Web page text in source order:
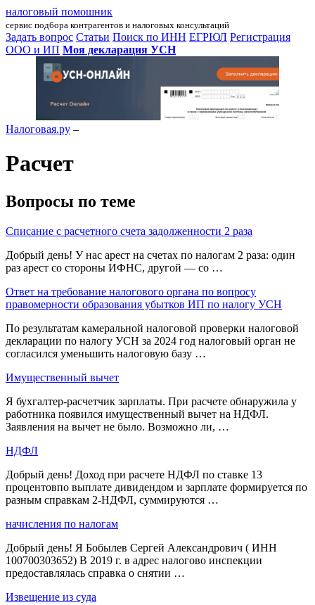
налоговый помошник
сервис подбора контрагентов и налоговых консультаций
Задать вопрос Статьи Поиск по ИНН ЕГРЮЛ Регистрация
ООО и ИП Моя декларация УСН
Налоговая.ру –
Расчет
Вопросы по теме
Списание с расчетного счета задолженности 2 раза
Добрый день! У нас арест на счетах по налогам 2 раза: один
раз арест со стороны ИФНС, другой — со …
Ответ на требование налогового органа по вопросу
правомерности образования убытков ИП по налогу УСН
По результатам камеральной налоговой проверки налоговой
декларации по налогу УСН за 2024 год налоговый орган не
согласился уменьшить налоговую базу …
Имущественный вычет
Я бухгалтер-расчетчик зарплаты. При расчете обнаружила у
работника появился имущественный вычет на НДФЛ.
Заявления на вычет не было. Возможно ли, …
НДФЛ
Добрый день! Доход при расчете НДФЛ по ставке 13
процентовпо выплате дивидендом и зарплате формируется по
разным справкам 2-НДФЛ, суммируются …
начисления по налогам
Добрый день! Я Бобылев Сергей Александрович ( ИНН
100700303652) В 2019 г. в адрес налогово инспекции
предоставлялась справка о снятии …
Извещение из суда